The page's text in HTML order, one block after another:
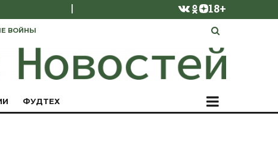
| 18+
ВОЙНЫ
ФУДТЕХ